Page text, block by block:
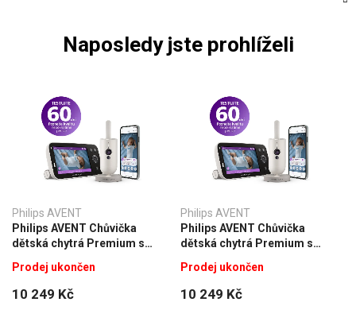
Naposledy jste prohlíželi
Philips AVENT
Philips AVENT Chůvička
dětská chytrá Premium s
spánku a dýchání SCD971
10 249 Kč
Prodej ukončen
Philips AVENT
Philips AVENT Chůvička
dětská chytrá Premium s
spánku a dýchání SCD971
10 249 Kč
Prodej ukončen